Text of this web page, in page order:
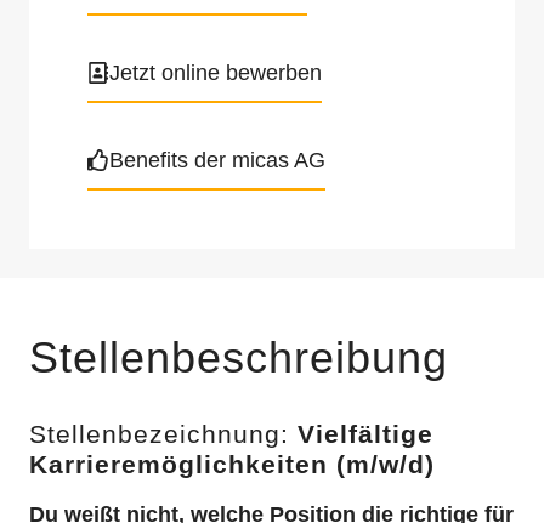
Jetzt online bewerben
Benefits der micas AG
Stellenbeschreibung
Stellenbezeichnung: Vielfältige
Karrieremöglichkeiten (m/w/d)
Du weißt nicht, welche Position die richtige für